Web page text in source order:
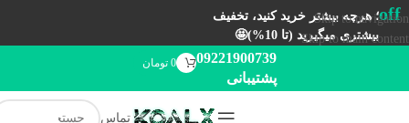
Skip to navigation
Skip to main content
off؛ هرچه بیشتر خرید کنید، تخفیف
بیشتری میگیرید (تا 10%)🤩
09221900739
پشتیبانی
0 تومان
تماس